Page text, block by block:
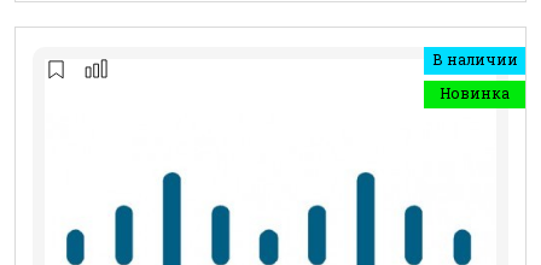
В наличии
Новинка